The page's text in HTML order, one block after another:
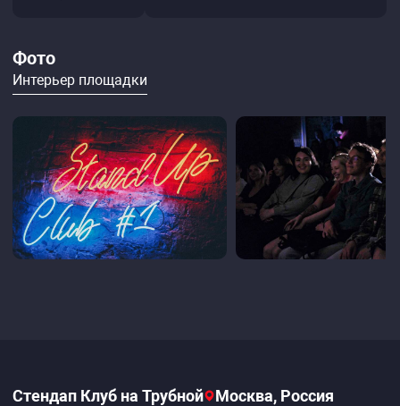
Фото
Интерьер площадки
Стендап Клуб на Трубной Москва, Россия